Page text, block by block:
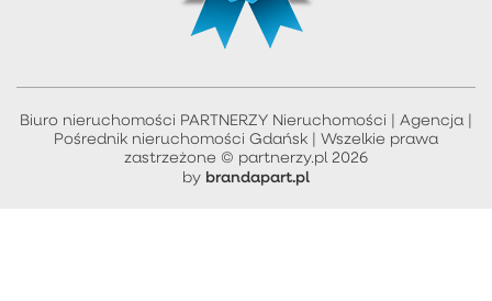
Biuro nieruchomości PARTNERZY Nieruchomości | Agencja |
Pośrednik nieruchomości Gdańsk | Wszelkie prawa
zastrzeżone © partnerzy.pl 2026
by brandapart.pl